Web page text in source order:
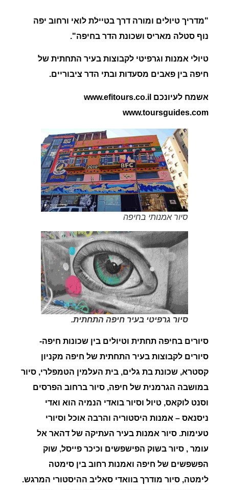
"מדריך טיולים ומורה דרך בטיילת לואי ורחוב יפה
נוף סטלה מאריס ושכונת הדר בחיפה".
טיולי אמנות וגרפיטי לקבוצות בעיר התחתית של
חיפה בין פאבים מסעדות ובתי הדר ציבוריים.
אשמח לעיונכם www.efitours.co.il
www.toursguides.com
סיור אמנותי בחיפה
סיור גרפיטי בעיר חיפה התחתית.
סיורים בחיפה תחתית וטיולים בין שכונות חיפה-
סיורים לקבוצות בעיר התחתית של חיפה מקניון
קסטרא, שכונת בת גלים, בית העלמין הטמפלרי, סיור
במושבה הגרמנית של חיפה, סיור ברחוב הפרסים
וסנט לוקאס, טיול וסיור בואדי הנמיה הוא ואדי
ניסנאס – אמנות היסטוריה והרבה אוכל וסיורי
טעימות. סיור אמנות בעיר העתיקה של דהאר אל
עומר , סיור בשוק הפישפשים וכיכר פייסל, שוק
הפשפשים של חיפה ואמנות רחוב בין סימטה
לימטה, סיור מודרך בוואדי סאליב ההיסטורי המרגש.